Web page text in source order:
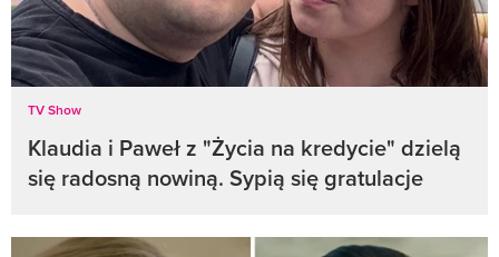
TV Show
Klaudia i Paweł z "Życia na kredycie" dzielą
się radosną nowiną. Sypią się gratulacje